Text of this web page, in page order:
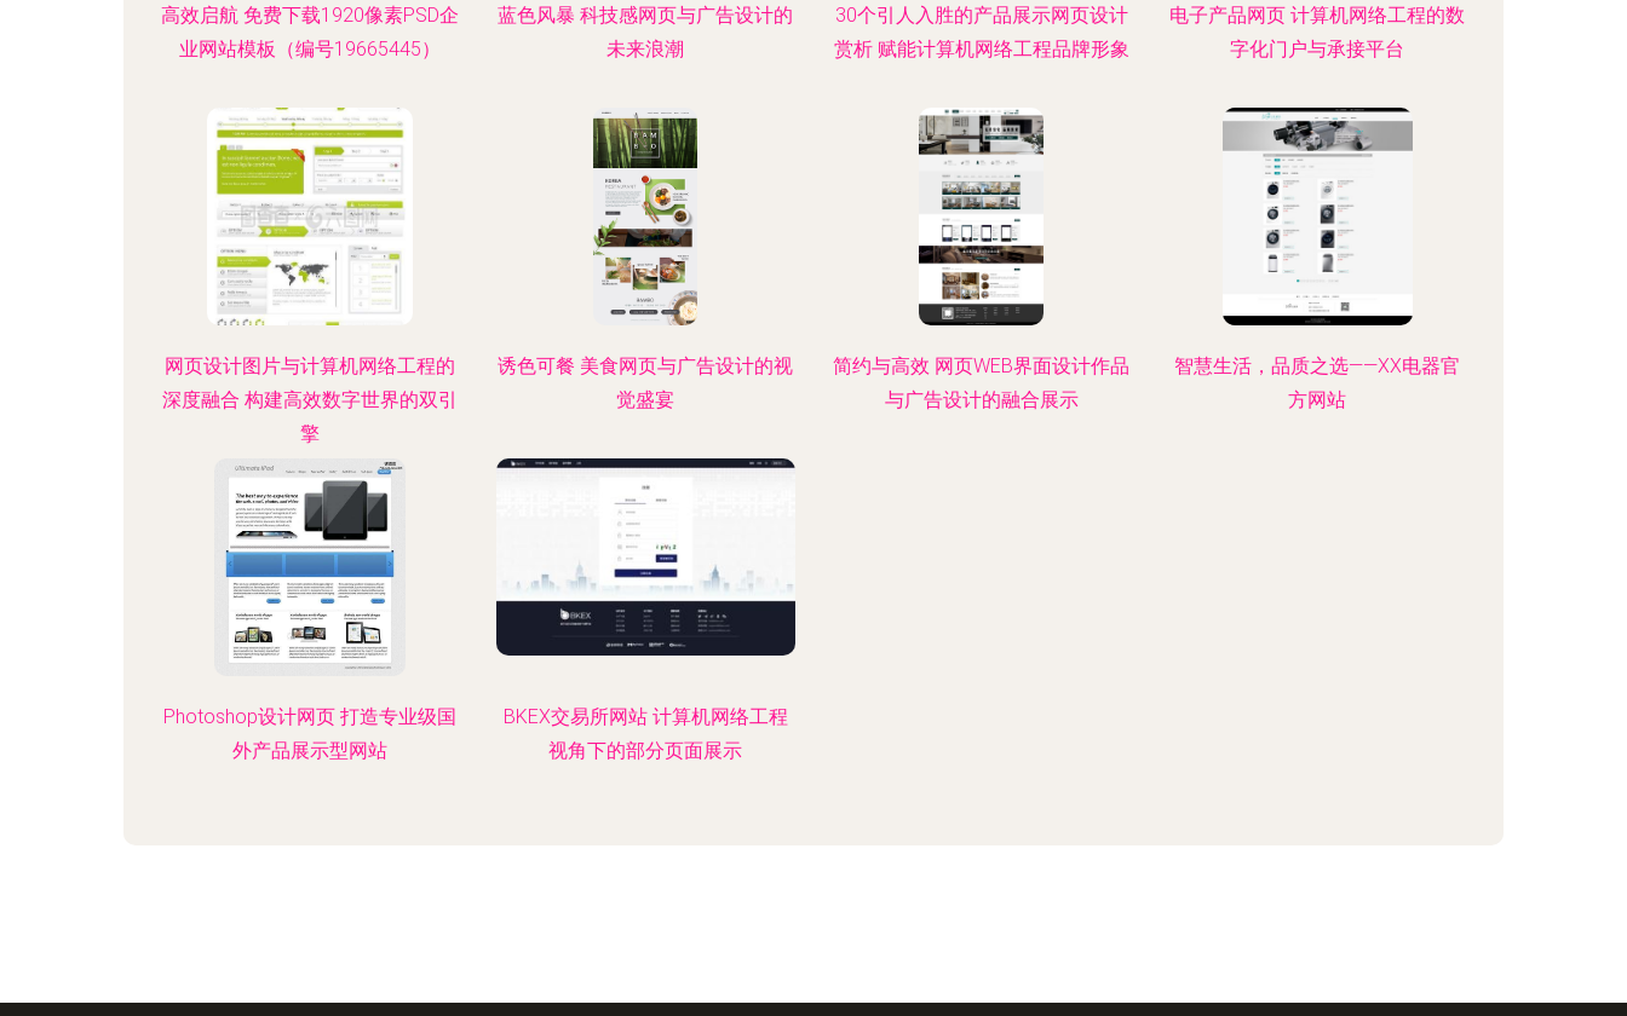
高效启航 免费下载1920像素PSD企
业网站模板（编号19665445）
蓝色风暴 科技感网页与广告设计的
未来浪潮
30个引人入胜的产品展示网页设计
赏析 赋能计算机网络工程品牌形象
电子产品网页 计算机网络工程的数
字化门户与承接平台
网页设计图片与计算机网络工程的
深度融合 构建高效数字世界的双引
擎
诱色可餐 美食网页与广告设计的视
觉盛宴
简约与高效 网页WEB界面设计作品
与广告设计的融合展示
智慧生活，品质之选——XX电器官
方网站
Photoshop设计网页 打造专业级国
外产品展示型网站
BKEX交易所网站 计算机网络工程
视角下的部分页面展示